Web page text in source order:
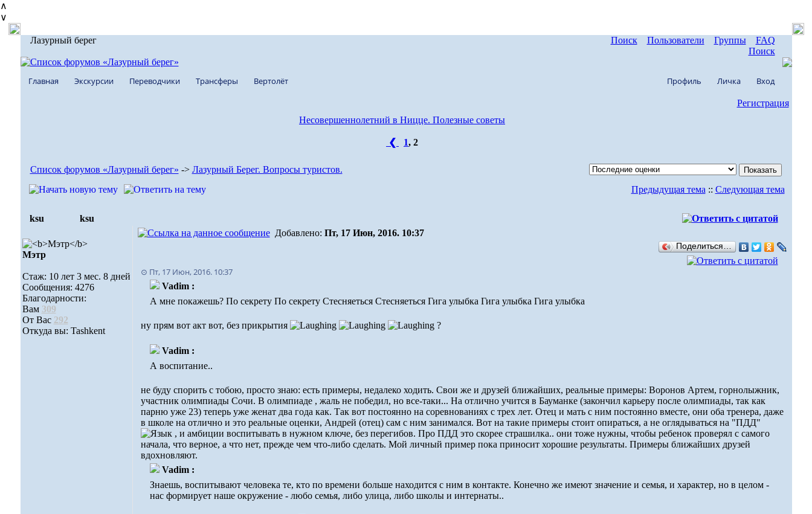
∧
∨
Лазурный берег Поиск Пользователи Группы
FAQ
Поиск
Главная Экскурсии Переводчики Трансферы Вертолёт Профиль Личка Вход
Регистрация
Несовершеннолетний в Ницце. Полезные советы
❮ 1, 2
Список форумов «Лазурный берег» -> Лазурный Берег. Вопросы туристов.
Предыдущая тема :: Следующая тема
ksu ksu
Мэтр
Стаж: 10 лет 3 мес. 8 дней
Сообщения: 4276
Благодарности:
Вам 309
От Вас 292
Откуда вы: Tashkent
Добавлено: Пт, 17 Июн, 2016. 10:37
Поделиться…
⊙ Пт, 17 Июн, 2016. 10:37
Vadim :
А мне покажешь? По секрету По секрету Стесняеться Стесняеться Гига улыбка Гига улыбка Гига улыбка
ну прям вот акт вот, без прикрытия ?
Vadim :
А воспитание..
не буду спорить с тобою, просто знаю: есть примеры, недалеко ходить. Свои же и друзей ближайших, реальные примеры: Воронов Артем, горнолыжник,
участник олимпиады Сочи. В олимпиаде , жаль не победил, но все-таки... На отлично учится в Бауманке (закончил карьеру после олимпиады, так как
парню уже 23) теперь уже женат два года как. Так вот постоянно на соревнованиях с трех лет. Отец и мать с ним постоянно вместе, они оба тренера, даже
в школе на отлично и это реальные оценки, Андрей (отец) сам с ним занимался. Вот на такие примеры стоит опираться, а не оглядываться на "ПДД"
, и амбиции воспитывать в нужном ключе, без перегибов. Про ПДД это скорее страшилка.. они тоже нужны, чтобы ребенок проверял с самого
начала, что верное, а что нет, прежде чем что-либо сделать. Мой личный пример пока приносит хорошие результаты. Примеры ближайших друзей
вдохновляют.
Vadim :
Знаешь, воспитывают человека те, кто по времени больше находится с ним в контакте. Конечно же имеют значение и семья, и характер, но в целом -
нас формирует наше окружение - любо семья, либо улица, либо школы и интернаты..